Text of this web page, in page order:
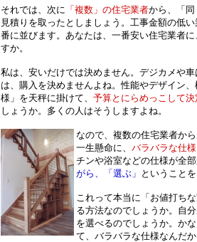
それでは、次に 「複数」の住宅業者から、「
見積りを取ったとしましょう。工事金額の低
番に並びます。あなたは、一番安い住宅業者
すか。
私は、安いだけでは決めません。デジカメや
は、購入を決めませんよね。性能やデザイン
様」を天秤に掛けて、 予算とにらめっこして決
しょうか。多くの人はそうしますよね。
なので、複数の住宅業者か
一生懸命に、 バラバラな仕様
チンや浴室などの仕様が全
がら、「選ぶ」 ということ
これって本当に「お値打ち
る方法なのでしょうか。自
を選べるのでしょうか。か
て、バラバラな仕様なんだ